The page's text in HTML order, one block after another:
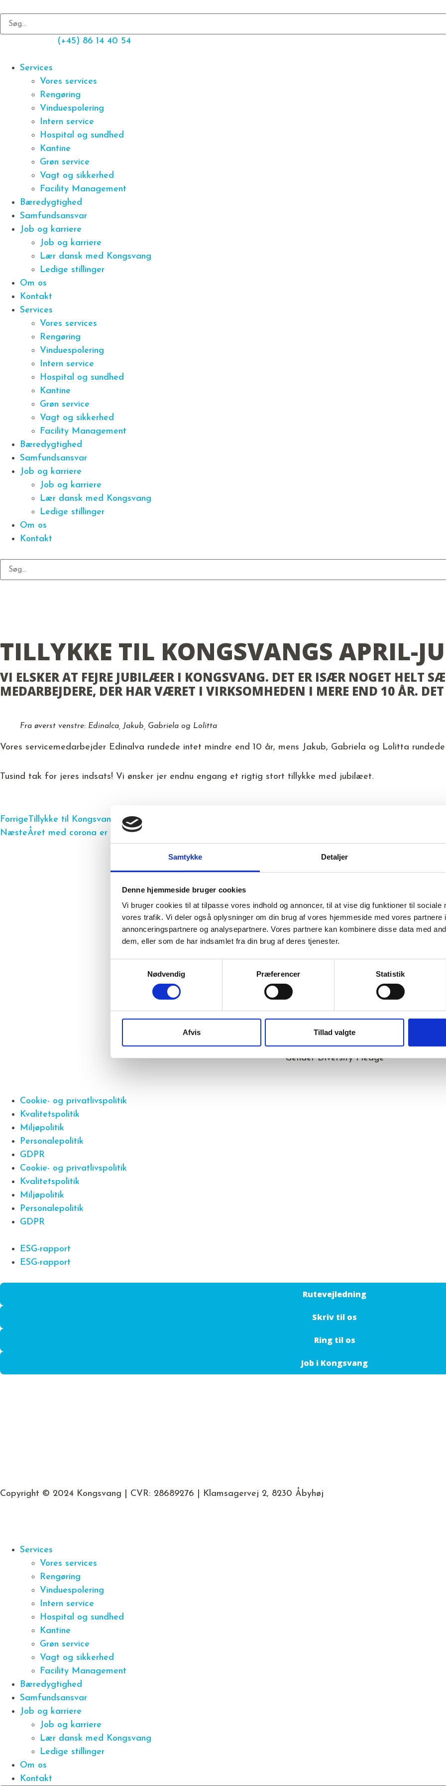
Samtykke Detaljer
Denne hjemmeside bruger cookies
Vi bruger cookies til at tilpasse vores indhold og annoncer, til at vise dig funktioner til sociale
vores trafik. Vi deler også oplysninger om din brug af vores hjemmeside med vores partnere
annonceringspartnere og analysepartnere. Vores partnere kan kombinere disse data med
dem, eller som de har indsamlet fra din brug af deres tjenester.
Nødvendig
Præferencer Statistik
Afvis Tillad valgte
(+45) 86 14 40 54
Services
Vores services
Rengøring
Vinduespolering
Intern service
Hospital og sundhed
Kantine
Grøn service
Vagt og sikkerhed
Facility Management
Bæredygtighed
Samfundsansvar
Job og karriere
Job og karriere
Lær dansk med Kongsvang
Ledige stillinger
Om os
Kontakt
Services
Vores services
Rengøring
Vinduespolering
Intern service
Hospital og sundhed
Kantine
Grøn service
Vagt og sikkerhed
Facility Management
Bæredygtighed
Samfundsansvar
Job og karriere
Job og karriere
Lær dansk med Kongsvang
Ledige stillinger
Om os
Kontakt
TILLYKKE TIL KONGSVANGS APRIL-
VI ELSKER AT FEJRE JUBILÆER I KONGSVANG. DET ER ISÆR NOGET HELT
MEDARBEJDERE, DER HAR VÆRET I VIRKSOMHEDEN I MERE END 10 ÅR.
Fra øverst venstre: Edinalca, Jakub, Gabriela og Lolitta
Vores servicemedarbejder Edinalva rundede intet mindre end 10 år, mens Jakub, Gabriela og Lolitta
Tusind tak for jeres indsats! Vi ønsker jer endnu engang et rigtig stort tillykke med jubilæet.
ForrigeTillykke til Kongsvangs marts-jubilarer
NæsteÅret med corona er løbet stærkt, men heldigvis løber Mathilde endnu stærkere
AAA kreditvurdering
Eliteleverandør til det offentlige
Gender Diversity Pledge
Cookie- og privatlivspolitik
Kvalitetspolitik
Miljøpolitik
Personalepolitik
GDPR
Cookie- og privatlivspolitik
Kvalitetspolitik
Miljøpolitik
Personalepolitik
GDPR
ESG-rapport
ESG-rapport
Rutevejledning
Skriv til os
Ring til os
Job i Kongsvang
Copyright © 2024 Kongsvang | CVR: 28689276 | Klamsagervej 2, 8230 Åbyhøj
Services
Vores services
Rengøring
Vinduespolering
Intern service
Hospital og sundhed
Kantine
Grøn service
Vagt og sikkerhed
Facility Management
Bæredygtighed
Samfundsansvar
Job og karriere
Job og karriere
Lær dansk med Kongsvang
Ledige stillinger
Om os
Kontakt